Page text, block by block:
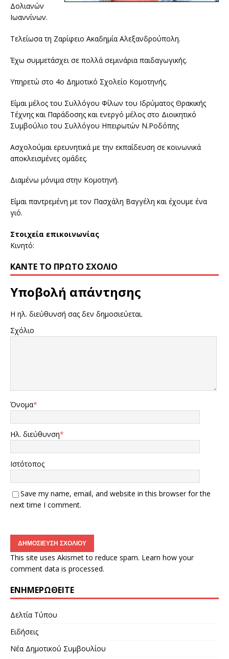
Δολιανών
Ιωαννίνων.
Τελείωσα τη Ζαρίφειο Ακαδημία Αλεξανδρούπολη.
Έχω συμμετάσχει σε πολλά σεμινάρια παιδαγωγικής.
Υπηρετώ στο 4ο Δημοτικό Σχολείο Κομοτηνής.
Είμαι μέλος του Συλλόγου Φίλων του Ιδρύματος Θρακικής
Τέχνης και Παράδοσης και ενεργό μέλος στο Διοικητικό
Συμβούλιο του Συλλόγου Ηπειρωτών Ν.Ροδόπης
Ασχολούμαι ερευνητικά με την εκπαίδευση σε κοινωνικά
αποκλεισμένες ομάδες.
Διαμένω μόνιμα στην Κομοτηνή.
Είμαι παντρεμένη με τον Πασχάλη Βαγγέλη και έχουμε ένα
γιό.
Στοιχεία επικοινωνίας
Κινητό:
ΚΆΝΤΕ ΤΟ ΠΡΏΤΟ ΣΧΌΛΙΟ
Υποβολή απάντησης
Η ηλ. διεύθυνσή σας δεν δημοσιεύεται.
Σχόλιο
Όνομα*
Ηλ. διεύθυνση*
Ιστότοπος
Save my name, email, and website in this browser for the
next time I comment.
This site uses Akismet to reduce spam. Learn how your
comment data is processed.
ΕΝΗΜΕΡΩΘΕΊΤΕ
Δελτία Τύπου
Ειδήσεις
Νέα Δημοτικού Συμβουλίου